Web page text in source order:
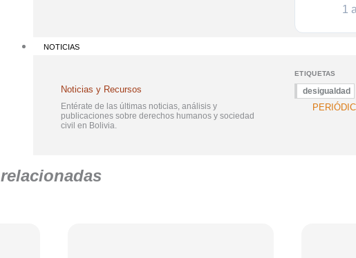
NOTICIAS
Noticias y Recursos
Entérate de las últimas noticias, análisis y
publicaciones sobre derechos humanos y sociedad
civil en Bolivia.
PUBLICACIONES
1
ETIQUETAS
desigualdad
relacionadas